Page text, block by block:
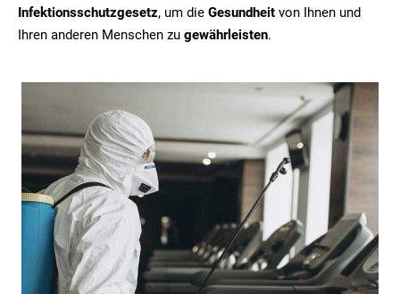
Infektionsschutzgesetz, um die Gesundheit von Ihnen und
Ihren anderen Menschen zu gewährleisten.